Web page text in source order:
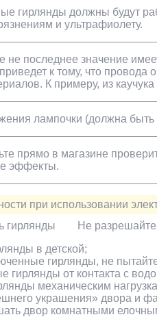
гирлянды должны будут
и ультрафиолету.
последнее значение
приведет к тому, что
К примеру, из
лампочки (должна
прямо в магазине
эффекты.
при использовании
Не
в детской;
гирлянды, не
гирлянды от контакта с
механическим
украшения» двора и
двор комнатными